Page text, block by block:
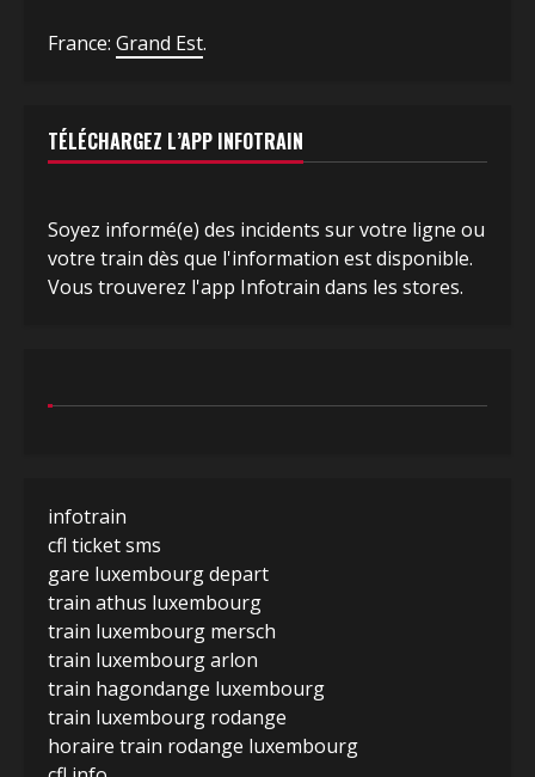
France: Grand Est.
TÉLÉCHARGEZ L’APP INFOTRAIN
Soyez informé(e) des incidents sur votre ligne ou
votre train dès que l'information est disponible.
Vous trouverez l'app Infotrain dans les stores.
infotrain
cfl ticket sms
gare luxembourg depart
train athus luxembourg
train luxembourg mersch
train luxembourg arlon
train hagondange luxembourg
train luxembourg rodange
horaire train rodange luxembourg